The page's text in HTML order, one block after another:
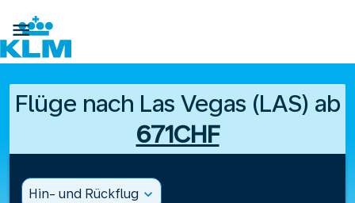

Flüge nach Las Vegas (LAS) ab
671CHF
Hin- und Rückflug expand_more